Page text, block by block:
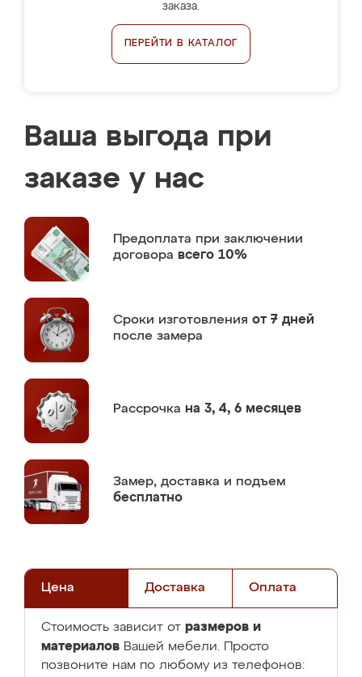
заказа.
ПЕРЕЙТИ В КАТАЛОГ
Ваша выгода при
заказе у нас
Предоплата при заключении
договора всего 10%
Сроки изготовления от 7 дней
после замера
Рассрочка на 3, 4, 6 месяцев
Замер, доставка и подъем
бесплатно
Цена Доставка Оплата
Стоимость зависит от размеров и
материалов Вашей мебели. Просто
позвоните нам по любому из телефонов: